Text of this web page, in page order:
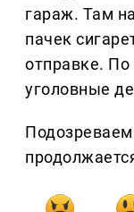
гараж. Там
пачек
отправке.
уголовные